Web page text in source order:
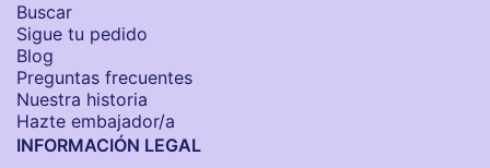
Buscar
Sigue tu pedido
Blog
Preguntas frecuentes
Nuestra historia
Hazte embajador/a
INFORMACIÓN LEGAL